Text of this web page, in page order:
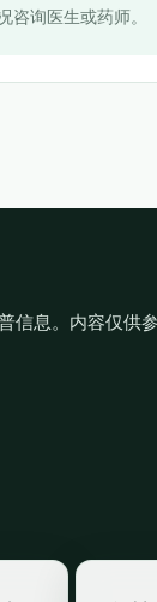
咨询医生或药师。
信息。内容仅供